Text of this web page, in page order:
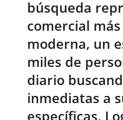
búsqueda
comercial
moderna, un
miles de
diario
inmediatas a
específicas.